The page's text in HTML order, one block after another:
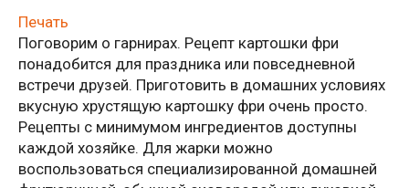
Печать
Поговорим о гарнирах. Рецепт картошки фри
понадобится для праздника или повседневной
встречи друзей. Приготовить в домашних условиях
вкусную хрустящую картошку фри очень просто.
Рецепты с минимумом ингредиентов доступны
каждой хозяйке. Для жарки можно
воспользоваться специализированной домашней